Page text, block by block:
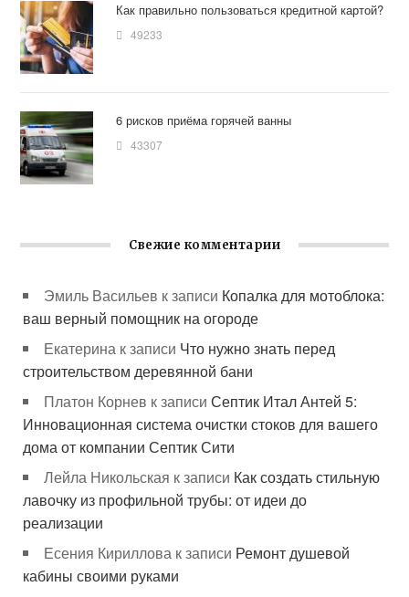
Как правильно пользоваться кредитной картой?
49233
6 рисков приёма горячей ванны
43307
Свежие комментарии
Эмиль Васильев к записи Копалка для мотоблока:
ваш верный помощник на огороде
Екатерина к записи Что нужно знать перед
строительством деревянной бани
Платон Корнев к записиСептик Итал Антей 5:
Инновационная система очистки стоков для вашего
дома от компании Септик Сити
Лейла Никольская к записи Как создать стильную
лавочку из профильной трубы: от идеи до
реализации
Есения Кириллова к записи Ремонт душевой
кабины своими руками